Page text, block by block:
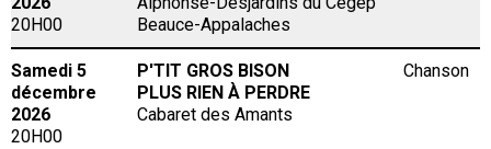
20H00
Beauce-Appalaches
Samedi 5
décembre
2026
20H00
P'TIT GROS BISON
PLUS RIEN À PERDRE
Cabaret des Amants
Chanson